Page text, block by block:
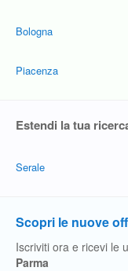
Bologna
Piacenza
Estendi la tua
Serale
Scopri le nuove
Iscriviti ora e ricevi le
Parma